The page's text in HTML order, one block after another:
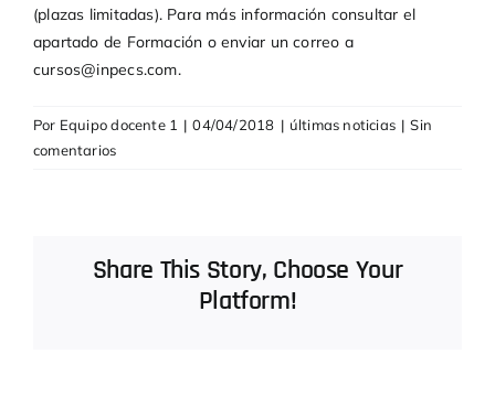
(plazas limitadas). Para más información consultar el
apartado de Formación o enviar un correo a
cursos@inpecs.com.
Por Equipo docente 1 | 04/04/2018 | últimas noticias | Sin
comentarios
Share This Story, Choose Your
Platform!